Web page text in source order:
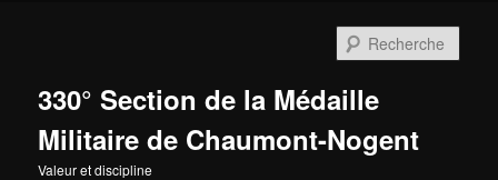
330° Section de la Médaille
Militaire de Chaumont-Nogent
Valeur et discipline